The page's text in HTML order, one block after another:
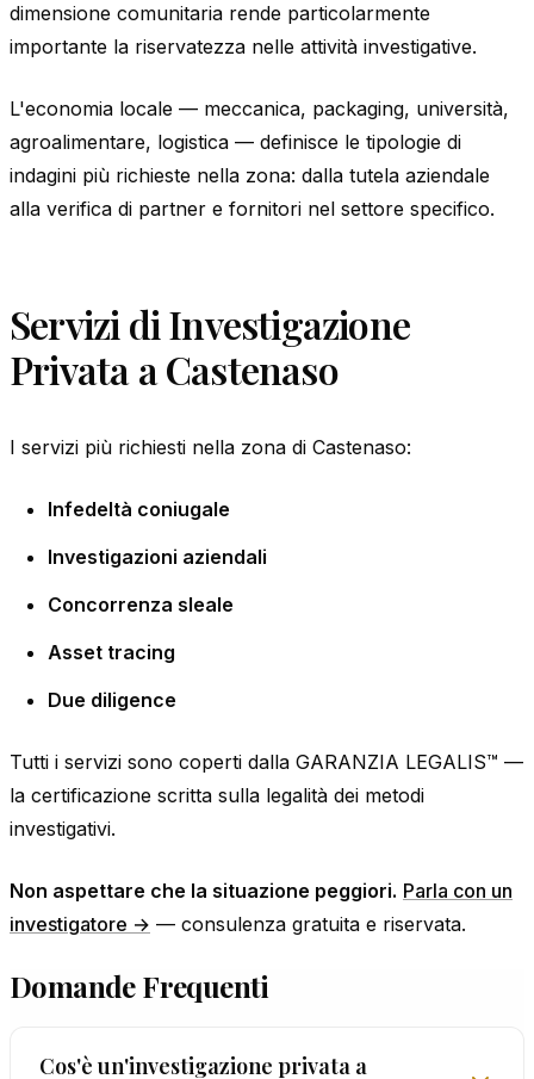
dimensione comunitaria rende particolarmente
importante la riservatezza nelle attività investigative.
L'economia locale — meccanica, packaging, università,
agroalimentare, logistica — definisce le tipologie di
indagini più richieste nella zona: dalla tutela aziendale
alla verifica di partner e fornitori nel settore specifico.
Servizi di Investigazione
Privata a Castenaso
I servizi più richiesti nella zona di Castenaso:
Infedeltà coniugale
Investigazioni aziendali
Concorrenza sleale
Asset tracing
Due diligence
Tutti i servizi sono coperti dalla GARANZIA LEGALIS™ —
la certificazione scritta sulla legalità dei metodi
investigativi.
Non aspettare che la situazione peggiori. Parla con un
investigatore → — consulenza gratuita e riservata.
Domande Frequenti
Cos'è un'investigazione privata a